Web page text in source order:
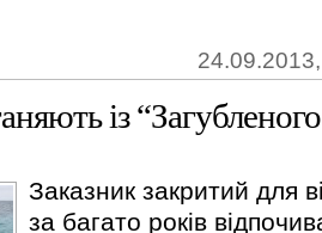
із
Заказник закритий для
за багато років